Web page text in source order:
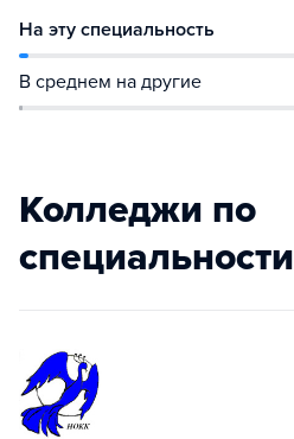
На эту специальность
В среднем на другие
Колледжи по
специальности